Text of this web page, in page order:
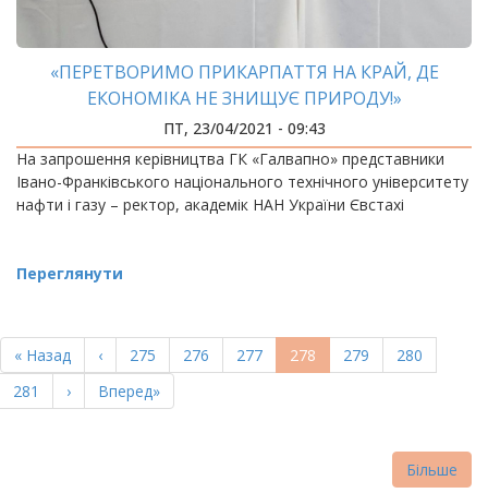
«ПЕРЕТВОРИМО ПРИКАРПАТТЯ НА КРАЙ, ДЕ
ЕКОНОМІКА НЕ ЗНИЩУЄ ПРИРОДУ!»
ПТ, 23/04/2021 - 09:43
На запрошення керівництва ГК «Галвапно» представники
Івано-Франківського національного технічного університету
нафти і газу – ректор, академік НАН України Євстахі
Переглянути
НА
СТОРІНКИ
Перша
сторінка
« Назад
Попередня
сторінка
‹ Page
275 Page
276 Page
277
Поточна
сторінка
278 Page
279 Page
280
Page
281
Наступна
сторінка
›
Остання
сторінка
Вперед»
Більше